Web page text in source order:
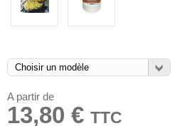
A partir de
13,80 € TTC